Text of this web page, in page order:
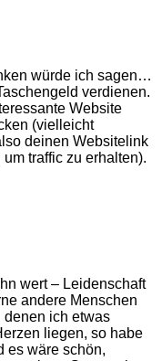
würde ich sagen…
verdienen.
Website
(vielleicht
deinen Websitelink
traffic zu erhalten).
wert – Leidenschaft
andere Menschen
ich etwas
liegen, so habe
es wäre schön,